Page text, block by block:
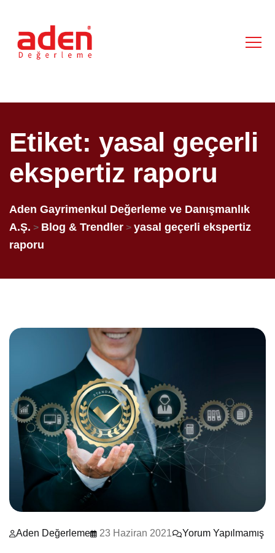
Etiket: yasal geçerli
ekspertiz raporu
Aden Gayrimenkul Değerleme ve Danışmanlık
A.Ş. > Blog & Trendler > yasal geçerli ekspertiz
raporu
Aden Değerleme 23 Haziran 2021 Yorum Yapılmamış